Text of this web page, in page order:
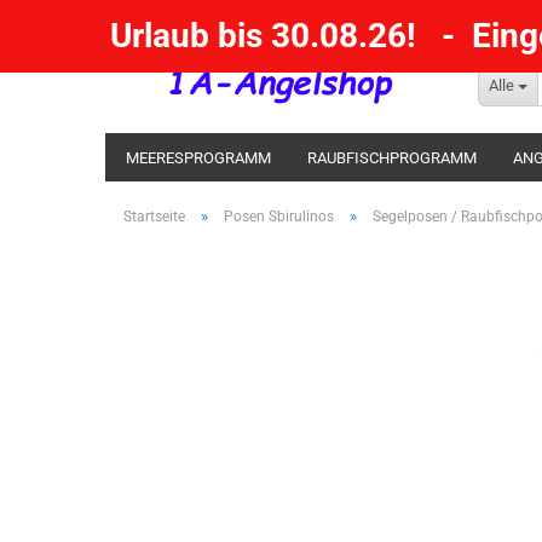
Alle
Urlaub bis 30.08.26! -
MEERESPROGRAMM RAUBFISCHPROGRAMM
KESCHER / SENKE / GAFF POSEN SBIRULINOS
Startseite » Posen Sbirulinos » Segelposen /